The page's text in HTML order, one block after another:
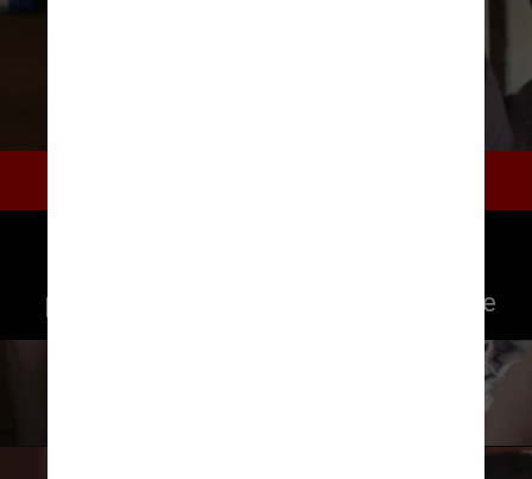
para fazer uma renda extra ilegalmente